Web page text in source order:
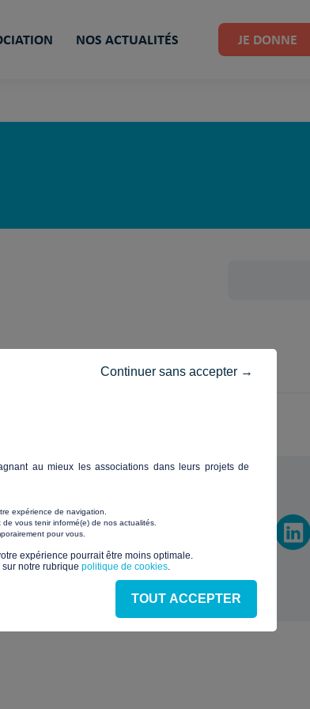
NOS ACTUALITÉS JE DONNE
au mieux les associations dans leurs projets de
expérience de navigation.
vous tenir informé(e) de nos actualités.
pour vous.
expérience pourrait être moins optimale.​
notre rubrique politique de cookies
Continuer sans accepter →
TOUT ACCEPTER